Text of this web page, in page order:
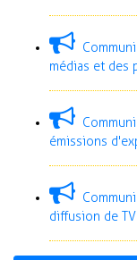
médias et des
émissions
diffusion de